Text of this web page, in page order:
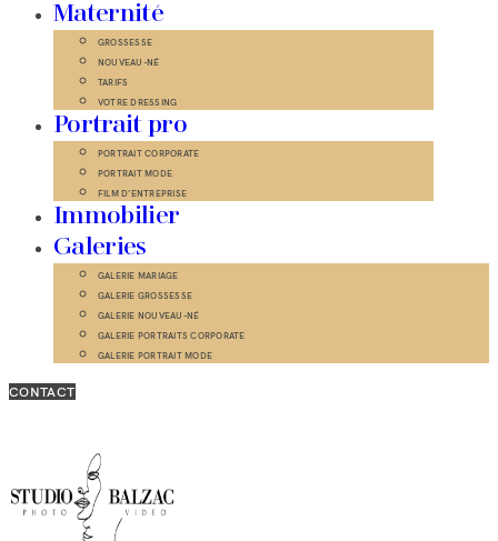
Maternité
GROSSESSE
NOUVEAU-NÉ
TARIFS
VOTRE DRESSING
Portrait pro
PORTRAIT CORPORATE
PORTRAIT MODE
FILM D’ENTREPRISE
Immobilier
Galeries
GALERIE MARIAGE
GALERIE GROSSESSE
GALERIE NOUVEAU-NÉ
GALERIE PORTRAITS CORPORATE
GALERIE PORTRAIT MODE
CONTACT